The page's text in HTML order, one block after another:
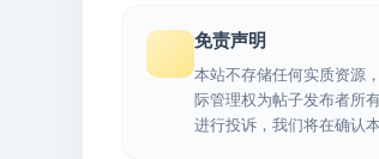
免责声明
本站不存储任何实质资源
际管理权为帖子发布者所
进行投诉，我们将在确认